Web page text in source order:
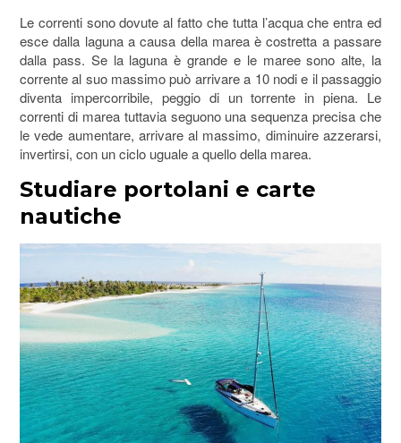
Le correnti sono dovute al fatto che tutta l’acqua che entra ed
esce dalla laguna a causa della marea è costretta a passare
dalla pass. Se la laguna è grande e le maree sono alte, la
corrente al suo massimo può arrivare a 10 nodi e il passaggio
diventa impercorribile, peggio di un torrente in piena. Le
correnti di marea tuttavia seguono una sequenza precisa che
le vede aumentare, arrivare al massimo, diminuire azzerarsi,
invertirsi, con un ciclo uguale a quello della marea.
Studiare portolani e carte
nautiche